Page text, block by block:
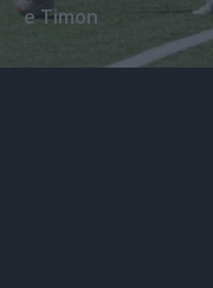
e Timon